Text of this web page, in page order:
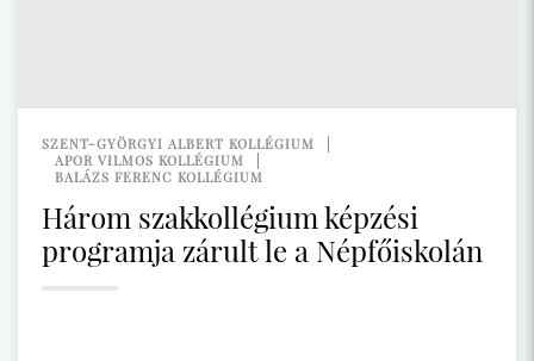
SZENT-GYÖRGYI ALBERT KOLLÉGIUM
APOR VILMOS KOLLÉGIUM
BALÁZS FERENC KOLLÉGIUM
Három szakkollégium képzési
programja zárult le a Népfőiskolán